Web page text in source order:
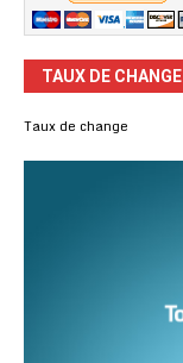
TAUX DE CHANGE
Taux de change